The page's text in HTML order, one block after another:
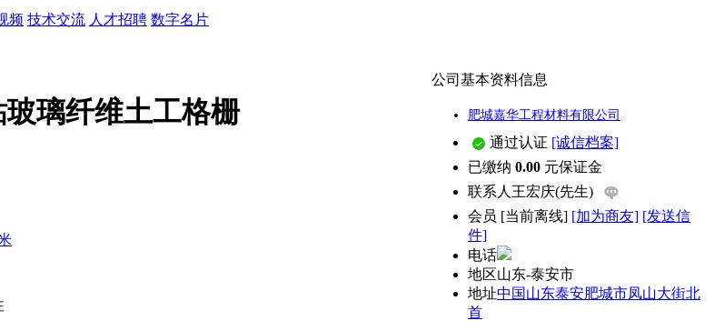
频 技术交流 人才招聘 数字名片
璃纤维土工格栅
公司基本资料信息
肥城嘉华工程材料有限公司
通过认证 [诚信档案]
已缴纳 0.00 元保证金
联系人 王宏庆(先生)
会员 [当前离线] [加为商友] [发送信
件]
电话
地区山东-泰安市
地址中国山东泰安肥城市凤山大街北
首